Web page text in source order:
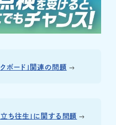
ボード」関連の問題
ち往生」に関する問題